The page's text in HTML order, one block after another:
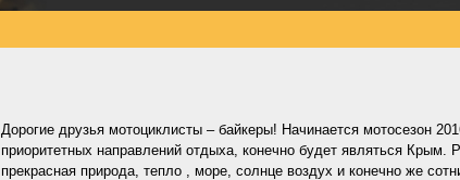
Дорогие друзья мотоциклисты – байкеры! Начинается мотосезон
приоритетных направлений отдыха, конечно будет являться Крым.
прекрасная природа, тепло , море, солнце воздух и конечно же